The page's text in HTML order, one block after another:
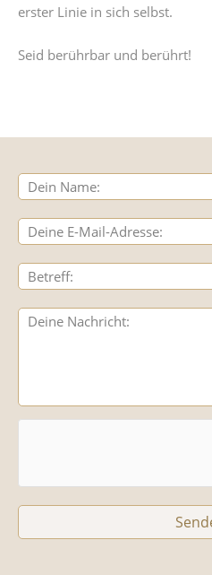
erster Linie in sich selbst.
Seid berührbar und berührt!